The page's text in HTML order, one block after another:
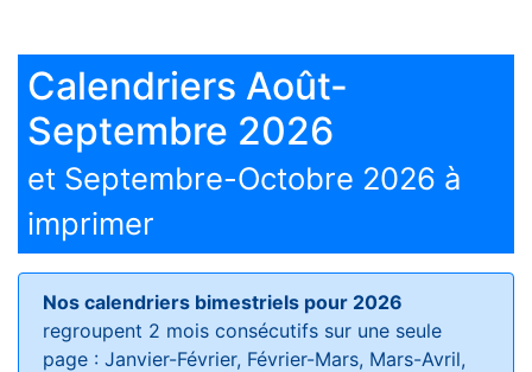
Calendriers Août-
Septembre 2026
et Septembre-Octobre 2026 à
imprimer
Nos calendriers bimestriels pour 2026
regroupent 2 mois consécutifs sur une seule
page : Janvier-Février, Février-Mars, Mars-Avril,